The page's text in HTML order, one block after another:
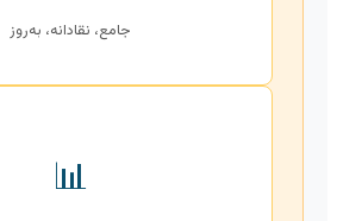
جامع، نقادانه، به‌روز